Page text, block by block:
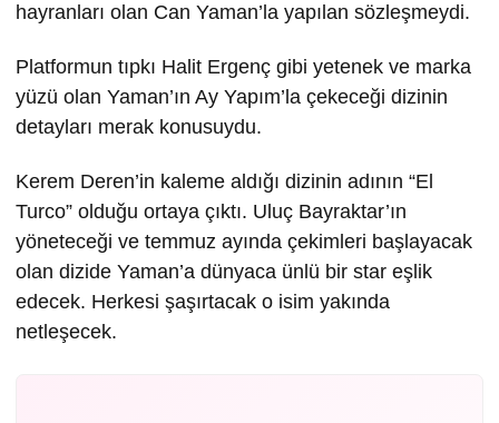
hayranları olan Can Yaman’la yapılan sözleşmeydi.
Platformun tıpkı Halit Ergenç gibi yetenek ve marka
yüzü olan Yaman’ın Ay Yapım’la çekeceği dizinin
detayları merak konusuydu.
Kerem Deren’in kaleme aldığı dizinin adının “El
Turco” olduğu ortaya çıktı. Uluç Bayraktar’ın
yöneteceği ve temmuz ayında çekimleri başlayacak
olan dizide Yaman’a dünyaca ünlü bir star eşlik
edecek. Herkesi şaşırtacak o isim yakında
netleşecek.